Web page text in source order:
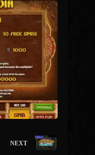
NEXT